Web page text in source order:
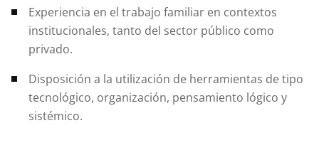
Experiencia en el trabajo familiar en contextos
institucionales, tanto del sector público como
privado.
Disposición a la utilización de herramientas de tipo
tecnológico, organización, pensamiento lógico y
sistémico.